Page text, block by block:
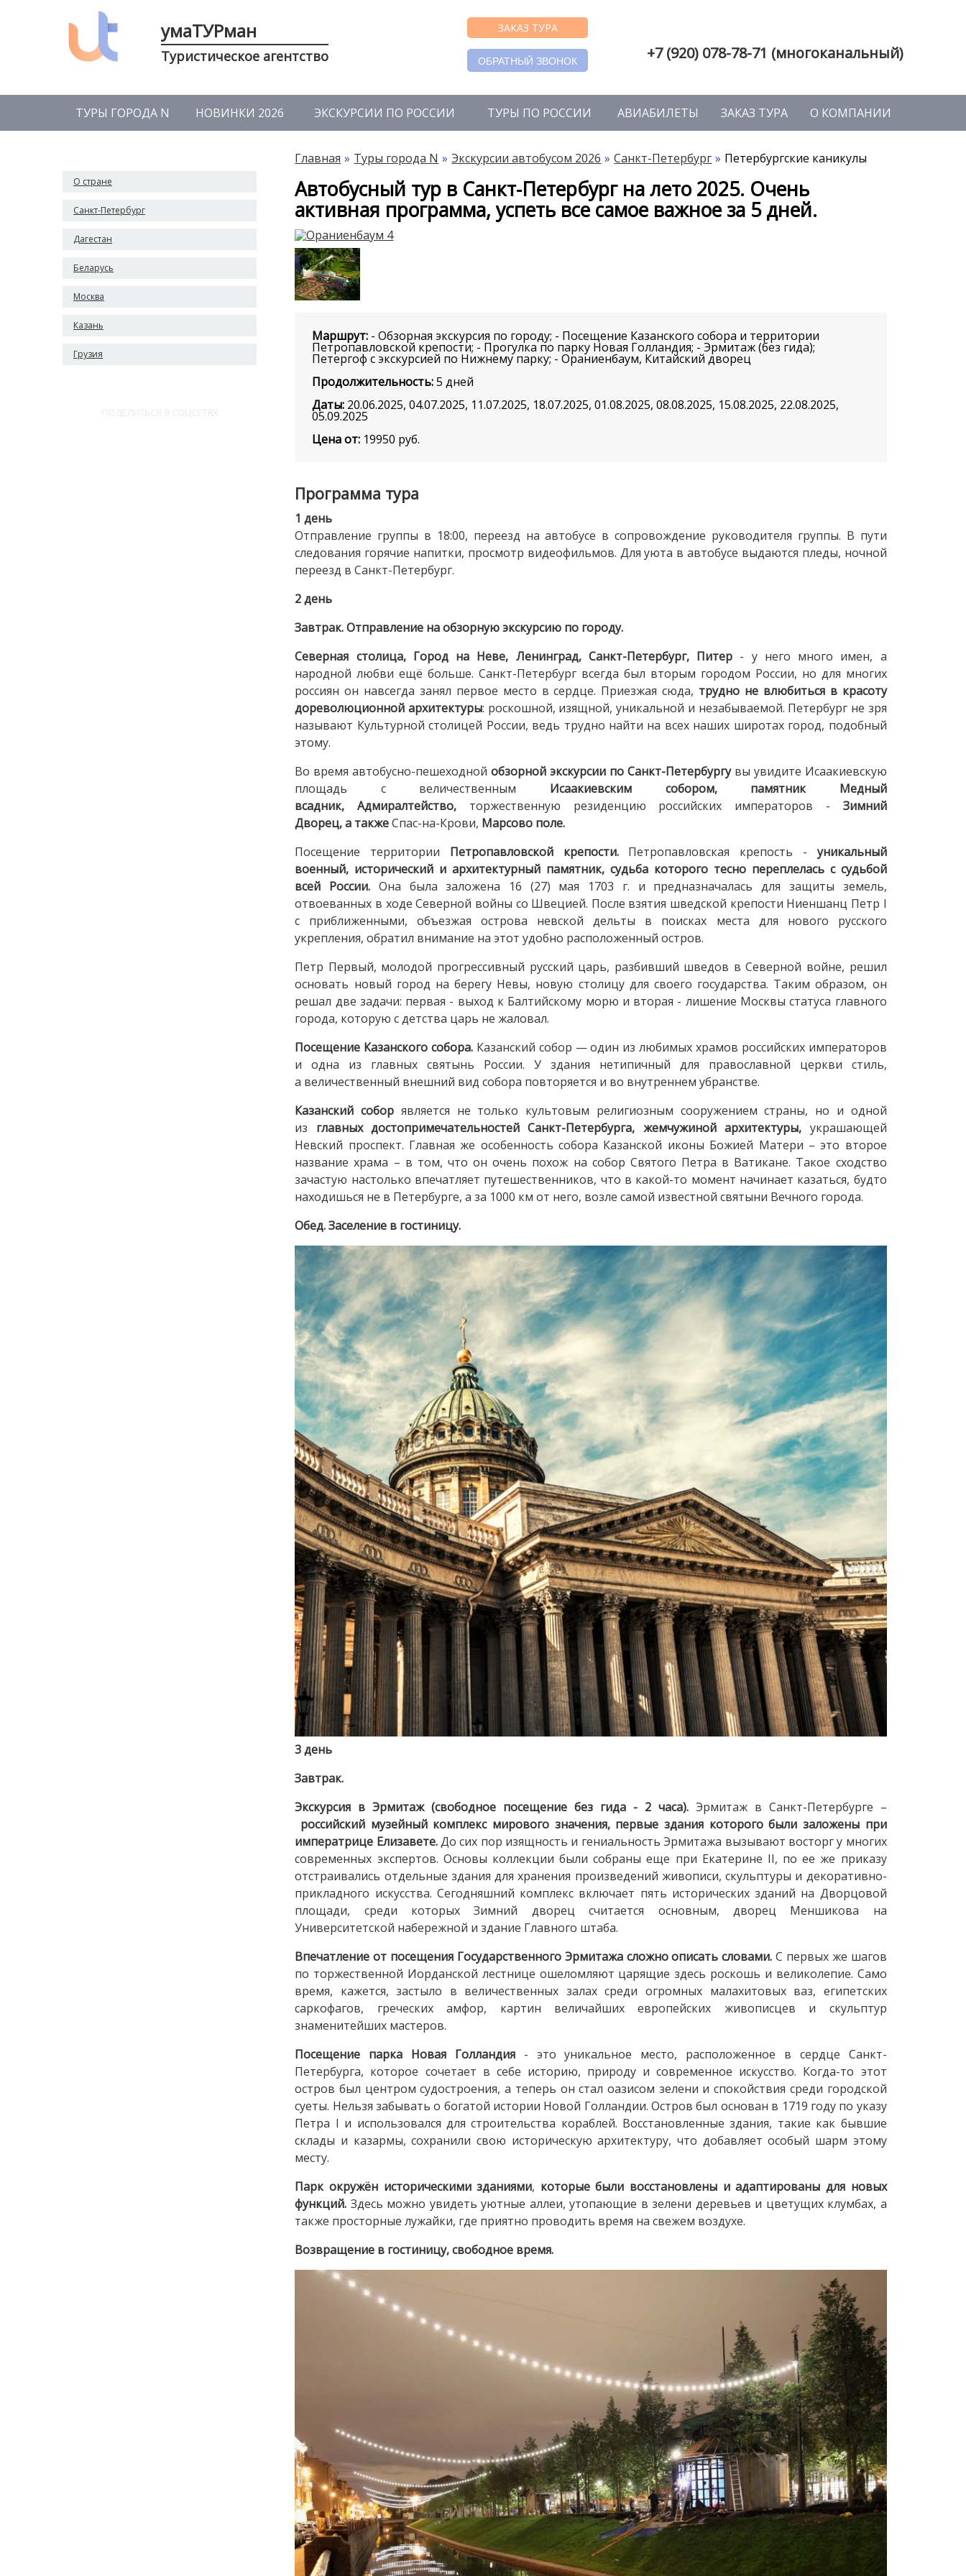
умаТУРман
Туристическое агентство
ЗАКАЗ ТУРА
ОБРАТНЫЙ ЗВОНОК +7 (920) 078-78-71 (многоканальный)
ТУРЫ ГОРОДА N НОВИНКИ 2026 ЭКСКУРСИИ ПО РОССИИ ТУРЫ ПО РОССИИ АВИАБИЛЕТЫ ЗАКАЗ ТУРА О КОМПАНИИ
Главная Туры города N Экскурсии автобусом 2026 Санкт-Петербург Петербургские каникулы
Автобусный тур в Санкт-Петербург на лето 2025. Очень
активная программа, успеть все самое важное за 5 дней.
Маршрут: - Обзорная экскурсия по городу; - Посещение Казанского собора и территории
Петропавловской крепости; - Прогулка по парку Новая Голландия; - Эрмитаж (без гида);
Петергоф с экскурсией по Нижнему парку; - Ораниенбаум, Китайский дворец
Продолжительность:5 дней
Даты: 20.06.2025, 04.07.2025, 11.07.2025, 18.07.2025, 01.08.2025, 08.08.2025, 15.08.2025, 22.08.2025,
05.09.2025
Цена от: 19950 руб.
Программа тура
1 день
Отправление группы в 18:00, переезд на автобусе в сопровождение руководителя группы. В пути
следования горячие напитки, просмотр видеофильмов. Для уюта в автобусе выдаются пледы, ночной
переезд в Санкт-Петербург.
2 день
Завтрак. Отправление на обзорную экскурсию по городу.
Северная столица, Город на Неве, Ленинград, Санкт-Петербург, Питер - у него много имен, а
народной любви ещё больше. Санкт-Петербург всегда был вторым городом России, но для многих
россиян он навсегда занял первое место в сердце. Приезжая сюда, трудно не влюбиться в красоту
дореволюционной архитектуры: роскошной, изящной, уникальной и незабываемой. Петербург не зря
называют Культурной столицей России, ведь трудно найти на всех наших широтах город, подобный
этому.
Во время автобусно-пешеходной обзорной экскурсии по Санкт-Петербургувы увидите Исаакиевскую
площадь с величественным Исаакиевским собором, памятник Медный
всадник,
Адмиралтейство, торжественную резиденцию российских императоров - Зимний
Дворец, а такжеСпас-на-Крови, Марсово поле.
Посещение территории
Петропавловской крепости.Петропавловская крепость - уникальный
военный, исторический и архитектурный памятник, судьба которого тесно переплелась с судьбой
всей России. Она была заложена 16 (27) мая 1703 г. и предназначалась для защиты земель,
отвоеванных в ходе Северной войны со Швецией. После взятия шведской крепости Ниеншанц Петр I
с приближенными, объезжая острова невской дельты в поисках места для нового русского
укрепления, обратил внимание на этот удобно расположенный остров.
Петр Первый, молодой прогрессивный русский царь, разбивший шведов в Северной войне, решил
основать новый город на берегу Невы, новую столицу для своего государства. Таким образом, он
решал две задачи: первая - выход к Балтийскому морю и вторая - лишение Москвы статуса главного
города, которую с детства царь не жаловал.
Посещение Казанского собора. Казанский собор — один из любимых храмов российских императоров
и одна из главных святынь России. У здания нетипичный для православной церкви стиль,
а величественный внешний вид собора повторяется и во внутреннем убранстве.
Казанский собор является не только культовым религиозным сооружением страны, но и одной
из главных достопримечательностей Санкт-Петербурга, жемчужиной архитектуры, украшающей
Невский проспект. Главная же особенность собора Казанской иконы Божией Матери – это второе
название храма – в том, что он очень похож на собор Святого Петра в Ватикане. Такое сходство
зачастую настолько впечатляет путешественников, что в какой-то момент начинает казаться, будто
находишься не в Петербурге, а за 1000 км от него, возле самой известной святыни Вечного города.
Обед.Заселение в гостиницу.
3 день
Завтрак.
Экскурсия в Эрмитаж (свободное посещение без гида - 2 часа). Эрмитаж в Санкт-Петербурге –
российский музейный комплекс мирового значения, первые здания которого были заложены при
императрице Елизавете.До сих пор изящность и гениальность Эрмитажа вызывают восторг у многих
современных экспертов. Основы коллекции были собраны еще при Екатерине II, по ее же приказу
отстраивались отдельные здания для хранения произведений живописи, скульптуры и декоративно-
прикладного искусства. Сегодняшний комплекс включает пять исторических зданий на Дворцовой
площади, среди которых Зимний дворец считается основным, дворец Меншикова на
Университетской набережной и здание Главного штаба.
Впечатление от посещения Государственного Эрмитажа сложно описать словами. С первых же шагов
по торжественной Иорданской лестнице ошеломляют царящие здесь роскошь и великолепие. Само
время, кажется, застыло в величественных залах среди огромных малахитовых ваз, египетских
саркофагов, греческих амфор, картин величайших европейских живописцев и скульптур
знаменитейших мастеров.
Посещение парка Новая Голландия- это уникальное место, расположенное в сердце Санкт-
Петербурга, которое сочетает в себе историю, природу и современное искусство. Когда-то этот
остров был центром судостроения, а теперь он стал оазисом зелени и спокойствия среди городской
суеты. Нельзя забывать о богатой истории Новой Голландии. Остров был основан в 1719 году по указу
Петра I и использовался для строительства кораблей. Восстановленные здания, такие как бывшие
склады и казармы, сохранили свою историческую архитектуру, что добавляет особый шарм этому
месту.
Парк окружён историческими зданиями, которые были восстановлены и адаптированы для новых
функций. Здесь можно увидеть уютные аллеи, утопающие в зелени деревьев и цветущих клумбах, а
также просторные лужайки, где приятно проводить время на свежем воздухе.
Возвращение в гостиницу, свободное время.
О стране
Санкт-Петербург
Дагестан
Беларусь
Москва
Казань
Грузия